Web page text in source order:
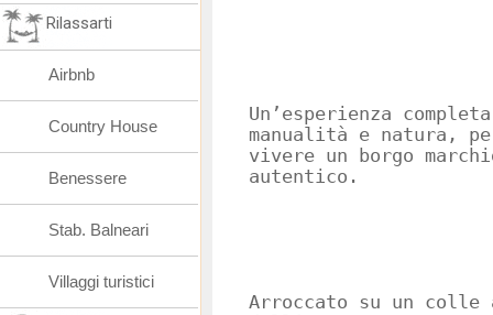
Un’esperienza
manualità e natura,
vivere un borgo
autentico.
Arroccato su un colle
Rilassarti
Airbnb
Country House
Benessere
Stab. Balneari
Villaggi turistici